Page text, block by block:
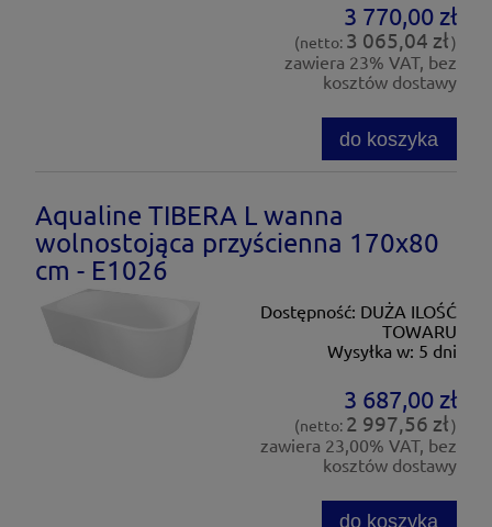
3 770,00 zł
(netto: 3 065,04 zł)
zawiera 23% VAT, bez
kosztów dostawy
do koszyka
Aqualine TIBERA L wanna
wolnostojąca przyścienna 170x80
cm - E1026
Dostępność: DUŻA ILOŚĆ
TOWARU
Wysyłka w: 5 dni
3 687,00 zł
(netto: 2 997,56 zł)
zawiera 23,00% VAT, bez
kosztów dostawy
do koszyka